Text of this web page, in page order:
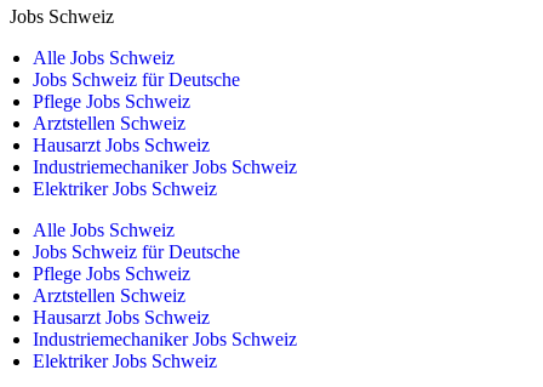
Jobs Schweiz
Alle Jobs Schweiz
Jobs Schweiz für Deutsche
Pflege Jobs Schweiz
Arztstellen Schweiz
Hausarzt Jobs Schweiz
Industriemechaniker Jobs Schweiz
Elektriker Jobs Schweiz
Alle Jobs Schweiz
Jobs Schweiz für Deutsche
Pflege Jobs Schweiz
Arztstellen Schweiz
Hausarzt Jobs Schweiz
Industriemechaniker Jobs Schweiz
Elektriker Jobs Schweiz